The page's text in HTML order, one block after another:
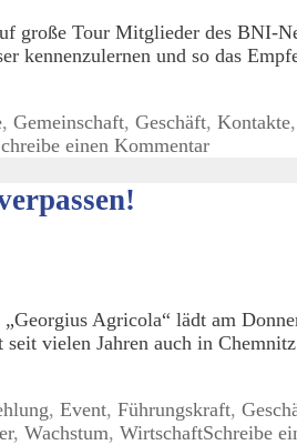
große Tour Mitglieder des BNI-
kennenzulernen und so das
, Gemeinschaft, Geschäft, Kontakte,
einen Kommentar
Agricola“ lädt am
vielen Jahren auch in Chemnitz
, Event, Führungskraft,
, Wachstum, WirtschaftSchreibe